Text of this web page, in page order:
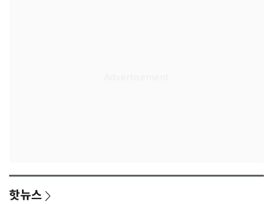
핫뉴스